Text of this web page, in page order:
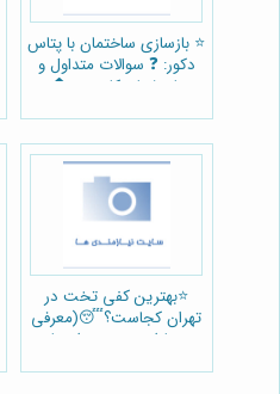
⭐️ بازسازی ساختمان با پتاس
دکور: ❓ سوالات متداول و
پاسخ‌های کاربردی 🏠
⭐️بهترین کفی تخت در
تهران کجاست؟😴(معرفی
بهسازان چوب + راهنمای